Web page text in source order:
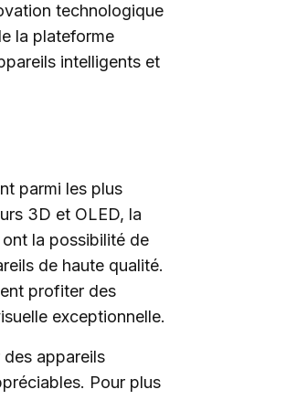
technologique
la plateforme
intelligents et
parmi les plus
3D et OLED, la
la possibilité de
de haute qualité.
profiter des
exceptionnelle.
appareils
Pour plus